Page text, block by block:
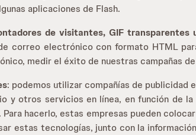
aplicaciones de Flash.
de visitantes, GIF transparentes
correo electrónico con formato HTML
medir el éxito de nuestras campañas
: podemos utilizar compañías de publicidad
y otros servicios en línea, en función de
hacerlo, estas empresas pueden
estas tecnologías, junto con la